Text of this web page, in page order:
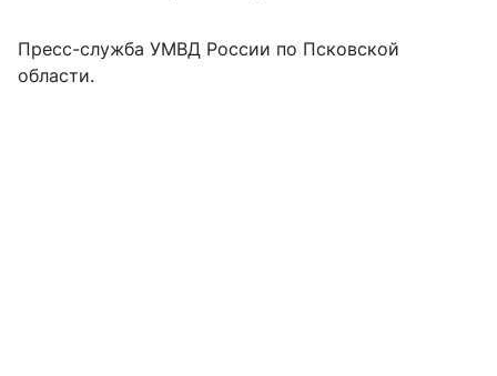
Пресс-служба УМВД России по Псковской
области.